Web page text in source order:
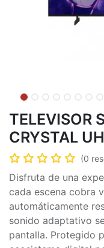
TELEVISOR
CRYSTAL
(0
Disfruta de una
cada escena cobra
automáticamente
sonido adaptativo
pantalla. Protegido